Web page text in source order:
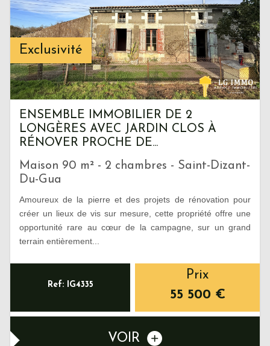
Exclusivité
ENSEMBLE IMMOBILIER DE 2
LONGÈRES AVEC JARDIN CLOS À
RÉNOVER PROCHE DE...
Maison 90 m² - 2 chambres - Saint-Dizant-
Du-Gua
Amoureux de la pierre et des projets de rénovation pour
créer un lieux de vis sur mesure, cette propriété offre une
opportunité rare au cœur de la campagne, sur un grand
terrain entièrement...
Ref: IG4335
Prix
55 500 €
VOIR